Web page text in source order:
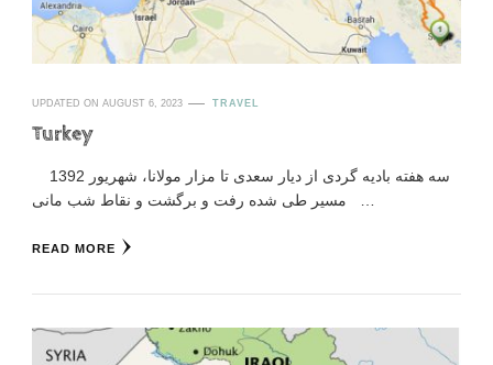
UPDATED ON AUGUST 6, 2023 TRAVEL
Turkey
READ MORE